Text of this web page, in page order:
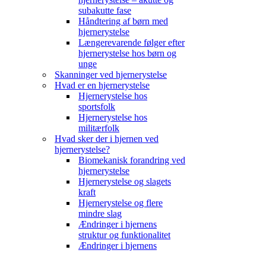
subakutte fase
Håndtering af børn med
hjernerystelse
Længerevarende følger efter
hjernerystelse hos børn og
unge
Skanninger ved hjernerystelse
Hvad er en hjernerystelse
Hjernerystelse hos
sportsfolk
Hjernerystelse hos
militærfolk
Hvad sker der i hjernen ved
hjernerystelse?
Biomekanisk forandring ved
hjernerystelse
Hjernerystelse og slagets
kraft
Hjernerystelse og flere
mindre slag
Ændringer i hjernens
struktur og funktionalitet
Ændringer i hjernens